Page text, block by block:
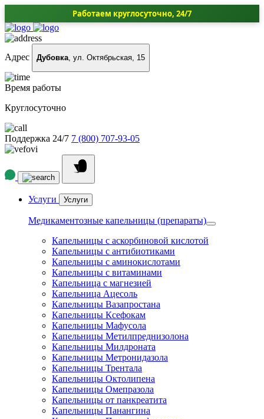
Работаем круглосуточно, 24/7
Адрес Дубовка, ул. Октябрьская, 15
Время работы
Круглосуточно
Поддержка 24/7 7 (800) 707-93-05
Услуги Услуги
Медикаментозные капельницы (препараты)
Капельницы с аскорбиновой кислотой
Капельницы с антибиотиками
Капельницы с аминокислотами
Капельницы с витаминами
Капельница с магнезией
Капельница Ацесоль
Капельницы Вазапростана
Капельницы Ксефокам
Капельницы Мафусола
Капельницы Метилпреднизолона
Капельницы Милдроната
Капельницы Метронидазола
Капельницы Трентала
Капельницы Октолипена
Капельницы Омепразола
Капельницы от панкреатита
Капельницы Панангина